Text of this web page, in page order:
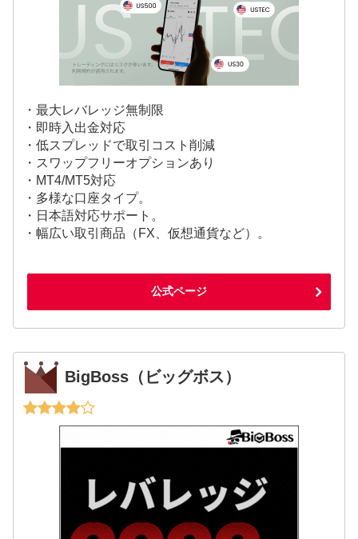
・最大レバレッジ無制限
・即時入出金対応
・低スプレッドで取引コスト削減
・スワップフリーオプションあり
・MT4/MT5対応
・多様な口座タイプ。
・日本語対応サポート。
・幅広い取引商品（FX、仮想通貨など）。
公式ページ
BigBoss（ビッグボス）